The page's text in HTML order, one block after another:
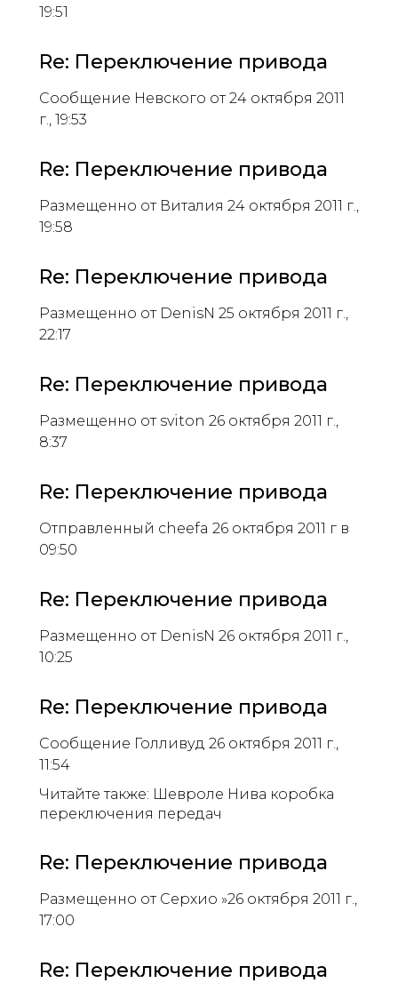
19:51
Re: Переключение привода
Сообщение Невского от 24 октября 2011
г., 19:53
Re: Переключение привода
Размещенно от Виталия 24 октября 2011 г.,
19:58
Re: Переключение привода
Размещенно от DenisN 25 октября 2011 г.,
22:17
Re: Переключение привода
Размещенно от sviton 26 октября 2011 г.,
8:37
Re: Переключение привода
Отправленный cheefa 26 октября 2011 г в
09:50
Re: Переключение привода
Размещенно от DenisN 26 октября 2011 г.,
10:25
Re: Переключение привода
Сообщение Голливуд 26 октября 2011 г.,
11:54
Читайте также: Шевроле Нива коробка
переключения передач
Re: Переключение привода
Размещенно от Серхио »26 октября 2011 г.,
17:00
Re: Переключение привода